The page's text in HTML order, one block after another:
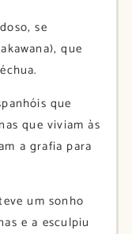
se
que
que
que viviam às
a grafia para
um sonho
e a esculpiu